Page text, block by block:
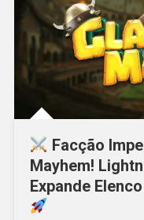
Facção
Mayhem!
Expande